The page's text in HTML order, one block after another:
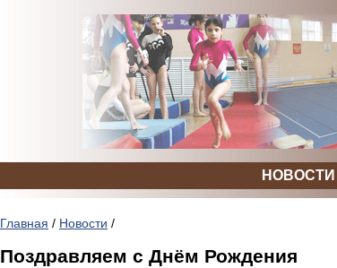
НОВОСТИ
Главная / Новости /
Поздравляем с Днём Рождения